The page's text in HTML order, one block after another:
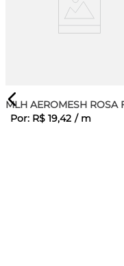
MLH AEROMESH ROSA
Por: R$ 19,42 / m